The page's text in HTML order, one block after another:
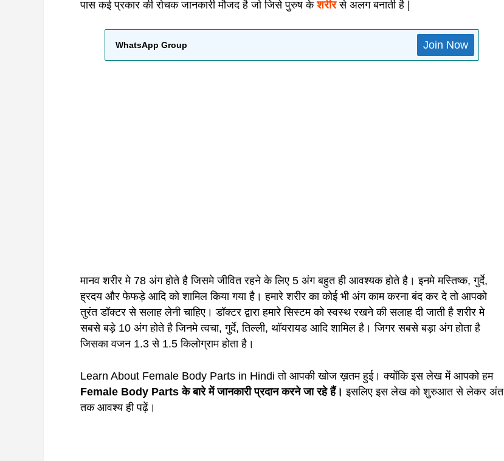
पास कई प्रकार की रोचक जानकारी मौजद है जो जिसे पुरुष केशरीरसे अलग बनाती है |
WhatsApp Group Join Now
मानव शरीर मे 78 अंग होते है जिसमे जीवित रहने के लिए 5 अंग बहुत ही आवश्यक होते है। इनमे मस्तिष्क, गुर्दे,
ह्रदय और फेफड़े आदि को शामिल किया गया है। हमारे शरीर का कोई भी अंग काम करना बंद कर दे तो आपको
तुरंत डॉक्टर से सलाह लेनी चाहिए। डॉक्टर द्वारा हमारे सिस्टम को स्वस्थ रखने की सलाह दी जाती है शरीर मे
सबसे बड़े 10 अंग होते है जिनमे त्वचा, गुर्दे, तिल्ली, थॉयरायड आदि शामिल है। जिगर सबसे बड़ा अंग होता है
जिसका वजन 1.3 से 1.5 किलोग्राम होता है।
Learn About Female Body Parts in Hindi तो आपकी खोज ख़तम हुई। क्योंकि इस लेख में आपको हम
Female Body Parts के बारे में जानकारी प्रदान करने जा रहे हैं।इसलिए इस लेख को शुरुआत से लेकर अंत
तक आवश्य ही पढ़ें।